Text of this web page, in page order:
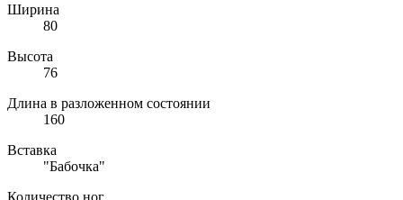
Ширина
80
Высота
76
Длина в разложенном состоянии
160
Вставка
"Бабочка"
Количество ног